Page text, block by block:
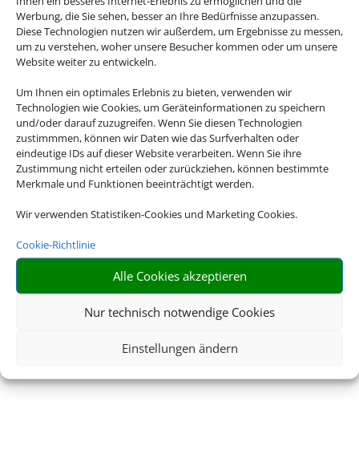
Werbung, die Sie sehen, besser an Ihre Bedürfnisse anzupassen.
Diese Technologien nutzen wir außerdem, um Ergebnisse zu messen,
um zu verstehen, woher unsere Besucher kommen oder um unsere
Website weiter zu entwickeln.
Um Ihnen ein optimales Erlebnis zu bieten, verwenden wir
Technologien wie Cookies, um Geräteinformationen zu speichern
und/oder darauf zuzugreifen. Wenn Sie diesen Technologien
zustimmmen, können wir Daten wie das Surfverhalten oder
eindeutige IDs auf dieser Website verarbeiten. Wenn Sie ihre
Zustimmung nicht erteilen oder zurückziehen, können bestimmte
Merkmale und Funktionen beeinträchtigt werden.
Wir verwenden Statistiken-Cookies und Marketing Cookies.
Cookie-Richtlinie
Alle Cookies akzeptieren
Nur technisch notwendige Cookies
Einstellungen ändern